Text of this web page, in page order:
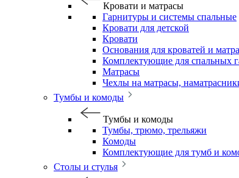
Кровати и матрасы
Гарнитуры и системы спальные
Кровати для детской
Кровати
Основания для кроватей и
Комплектующие для спальных
Матрасы
Чехлы на матрасы,
Тумбы и комоды
Тумбы и комоды
Тумбы, трюмо, трельяжи
Комоды
Комплектующие для тумб и
Столы и стулья